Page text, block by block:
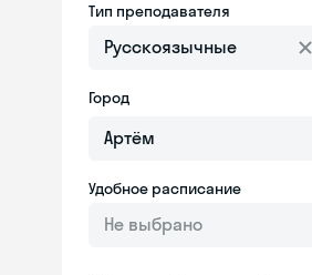
Тип преподавателя
Русскоязычные
Город
Удобное расписание
Не выбрано